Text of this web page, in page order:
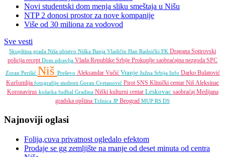
Novi studentski dom menja sliku smeštaja u Nišu
NTP 2 donosi prostor za nove kompanije
Više od 30 miliona za vodovod
Sve vesti
Skupština grada Niša ubistvo Niška Banja Vladičin Han Radnički FK Dragana Sotirovski
policija receptDom zdravlja Vlada Republike Srbije Prokuplje saobraćajna nezgoda SPC
Zoran Perišić Niš Preševo Aleksandar Vučić Vranje Južna Srbija Info Darko Bulatović
Kuršumlija fotografije studenti Goran Cvetanović PirotSNS Klinički centar NišAleksinac
Koronavirus košarka fudbal Gradina Niški kulturni centar Leskovac saobraćaj Medijana
gradska opština Tržnica JP Beograd MUP RS DS
Najnoviji oglasi
Folija,cuva privatnost ogledalo efektom
Prodaje se gg zemljište na manje od deset minuta od centra